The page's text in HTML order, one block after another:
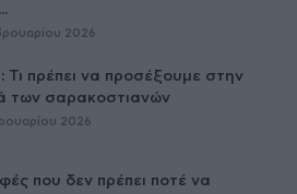
2026
Τι πρέπει να προσέξουμε στην
των σαρακοστιανών
2026
που δεν πρέπει ποτέ να